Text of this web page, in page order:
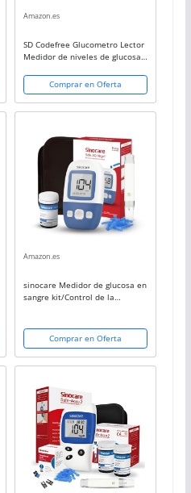
Amazon.es
SD Codefree Glucometro Lector
Medidor de niveles de glucosa y
de la Diabetes y la Glucemia en
mg/dL (Monitor)
Comprar en Oferta
Amazon.es
sinocare Medidor de glucosa en
sangre kit/Control de la
mg/dL (Safe AQ Angel)
Comprar en Oferta